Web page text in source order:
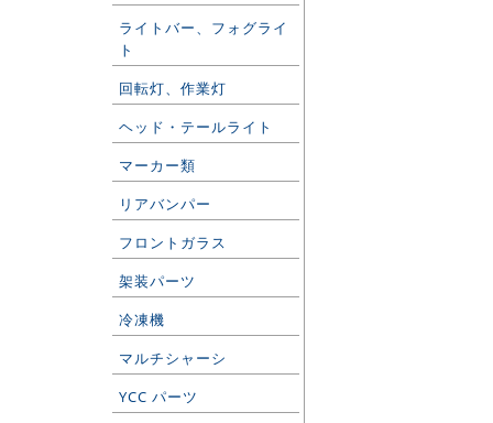
ライトバー、フォグライ
ト
回転灯、作業灯
ヘッド・テールライト
マーカー類
リアバンパー
フロントガラス
架装パーツ
冷凍機
マルチシャーシ
YCC パーツ